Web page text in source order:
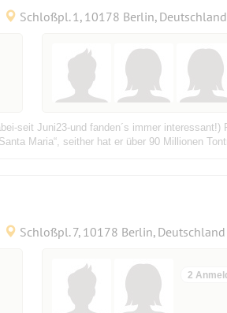
Schloßpl. 1, 10178 Berlin, Deutschland
seit Juni23-und fanden´s immer
Maria“, seither hat er über 90 Millionen
Schloßpl. 7, 10178 Berlin, Deutschland
2